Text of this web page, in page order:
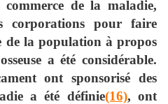
de la maladie,
corporations pour faire
de la population à propos
a été considérable.
ont sponsorisé des
a été définie(16), ont